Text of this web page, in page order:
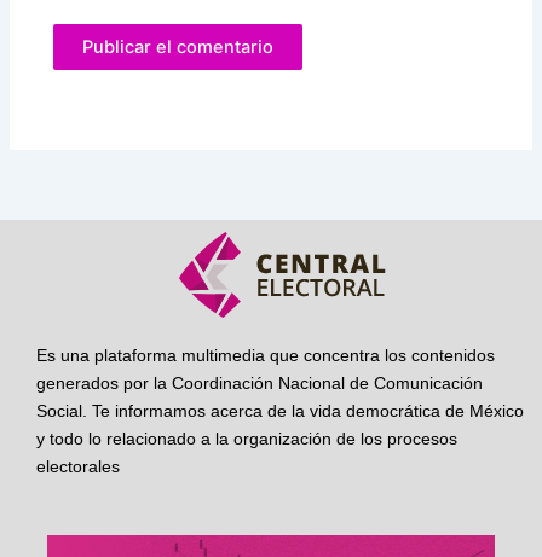
Es una plataforma multimedia que concentra los contenidos
generados por la Coordinación Nacional de Comunicación
Social. Te informamos acerca de la vida democrática de México
y todo lo relacionado a la organización de los procesos
electorales